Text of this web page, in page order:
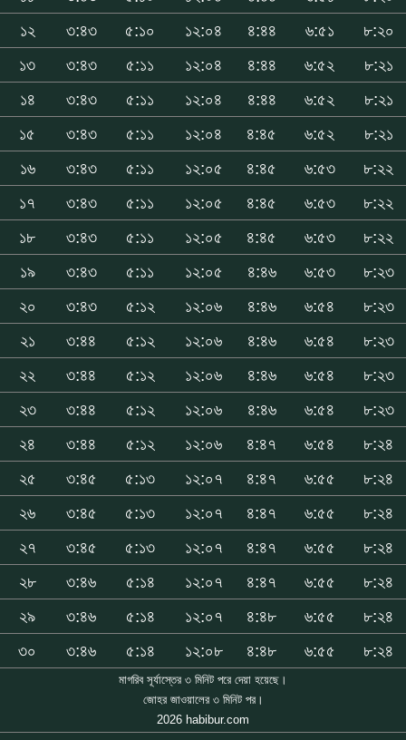
১২
৩:৪৩ ৫:১০ ১২:০৪ ৪:৪৪ ৬:৫১
৮:২০
১৩
৩:৪৩ ৫:১১ ১২:০৪ ৪:৪৪ ৬:৫২
৮:২১
১৪
৩:৪৩ ৫:১১ ১২:০৪ ৪:৪৪ ৬:৫২
৮:২১
১৫
৩:৪৩ ৫:১১ ১২:০৪ ৪:৪৫ ৬:৫২
৮:২১
১৬
৩:৪৩ ৫:১১ ১২:০৫ ৪:৪৫ ৬:৫৩
৮:২২
১৭
৩:৪৩ ৫:১১ ১২:০৫ ৪:৪৫ ৬:৫৩
৮:২২
১৮
৩:৪৩ ৫:১১ ১২:০৫ ৪:৪৫ ৬:৫৩
৮:২২
১৯
৩:৪৩ ৫:১১ ১২:০৫ ৪:৪৬ ৬:৫৩
৮:২৩
২০
৩:৪৩ ৫:১২ ১২:০৬ ৪:৪৬ ৬:৫৪
৮:২৩
২১
৩:৪৪ ৫:১২ ১২:০৬ ৪:৪৬ ৬:৫৪
৮:২৩
২২
৩:৪৪ ৫:১২ ১২:০৬ ৪:৪৬ ৬:৫৪
৮:২৩
২৩
৩:৪৪ ৫:১২ ১২:০৬ ৪:৪৬ ৬:৫৪
৮:২৩
২৪
৩:৪৪ ৫:১২ ১২:০৬ ৪:৪৭ ৬:৫৪
৮:২৪
২৫
৩:৪৫ ৫:১৩ ১২:০৭ ৪:৪৭ ৬:৫৫
৮:২৪
২৬
৩:৪৫ ৫:১৩ ১২:০৭ ৪:৪৭ ৬:৫৫
৮:২৪
২৭
৩:৪৫ ৫:১৩ ১২:০৭ ৪:৪৭ ৬:৫৫
৮:২৪
২৮
৩:৪৬ ৫:১৪ ১২:০৭ ৪:৪৭ ৬:৫৫
৮:২৪
২৯
৩:৪৬ ৫:১৪ ১২:০৭ ৪:৪৮ ৬:৫৫
৮:২৪
৩০
৩:৪৬ ৫:১৪ ১২:০৮ ৪:৪৮ ৬:৫৫ ৮:২৪
মাগরিব সূর্যাস্তের ৩ মিনিট পরে দেয়া হয়েছে।
জোহর জাওয়ালের ৩ মিনিট পর।
2026 habibur.com